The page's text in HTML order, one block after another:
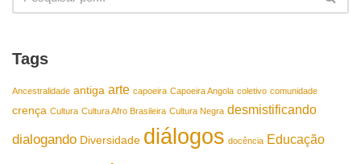
Tags
Ancestralidade antiga arte capoeira Capoeira Angola coletivo comunidade
crença Cultura Cultura Afro Brasileira Cultura Negra desmistificando
dialogando Diversidade diálogos docência Educação